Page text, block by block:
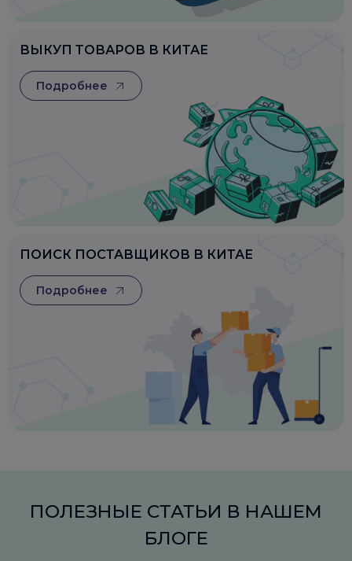
ВЫКУП ТОВАРОВ В КИТАЕ
Подробнее
ПОИСК ПОСТАВЩИКОВ В КИТАЕ
Подробнее
ПОЛЕЗНЫЕ СТАТЬИ В НАШЕМ
БЛОГЕ